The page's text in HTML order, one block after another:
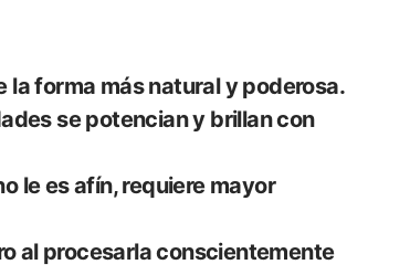
forma más natural y poderosa.
se potencian y brillan con
le es afín, requiere mayor
al procesarla conscientemente